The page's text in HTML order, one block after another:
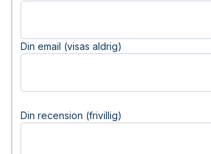
Din email (visas aldrig)
Din recension (frivillig)